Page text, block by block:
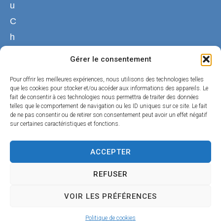
Gérer le consentement
Pour offrir les meilleures expériences, nous utilisons des technologies telles
que les cookies pour stocker et/ou accéder aux informations des appareils. Le
fait de consentir à ces technologies nous permettra de traiter des données
telles que le comportement de navigation ou les ID uniques sur ce site. Le fait
de ne pas consentir ou de retirer son consentement peut avoir un effet négatif
sur certaines caractéristiques et fonctions.
ACCEPTER
REFUSER
VOIR LES PRÉFÉRENCES
Politique de cookies
u
C
h
g
e
4
9